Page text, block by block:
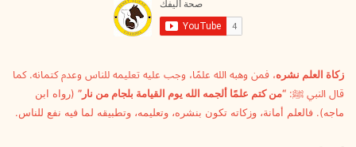
و
ن
ي
زكاة العلم نشره، فمن وهبه الله علمًا، وجب عليه تعليمه للناس وعدم كتمانه. كما
قال النبي ﷺ: “من كتم علمًا ألجمه الله يوم القيامة بلجام من نار” (رواه ابن
ماجه). فالعلم أمانة، وزكاته تكون بنشره، وتعليمه، وتطبيقه لما فيه نفع للناس.